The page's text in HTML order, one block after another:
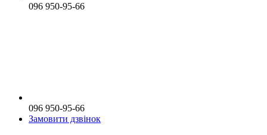
096 950-95-66
096 950-95-66
Замовити дзвінок